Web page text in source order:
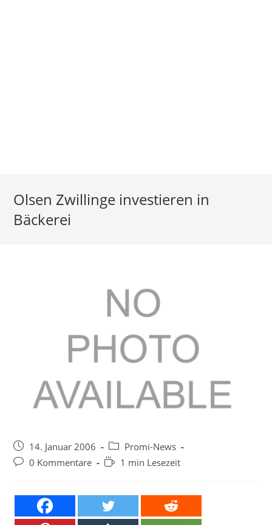
Olsen Zwillinge investieren in
Bäckerei
Beitrag
veröffentlicht:
14. Januar 2006
Beitrags-
Kategorie:
Promi-News
Beitrags-
0 Kommentare Lesedauer:
1 min Lesezeit